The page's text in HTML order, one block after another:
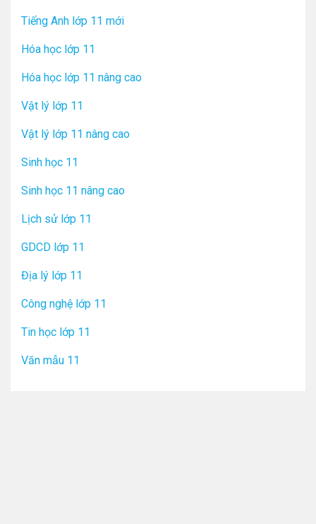
Tiếng Anh lớp 11 mới
Hóa học lớp 11
Hóa học lớp 11 nâng cao
Vật lý lớp 11
Vật lý lớp 11 nâng cao
Sinh học 11
Sinh học 11 nâng cao
Lịch sử lớp 11
GDCD lớp 11
Địa lý lớp 11
Công nghệ lớp 11
Tin học lớp 11
Văn mẫu 11